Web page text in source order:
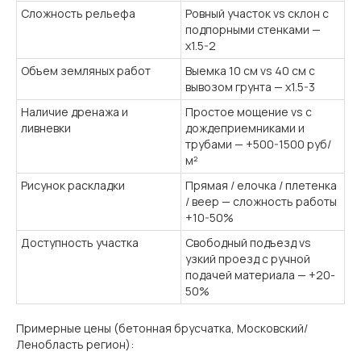
Сложность рельефа
Ровный участок vs склон с
подпорными стенками —
x1.5-2
Объем земляных работ
Выемка 10 см vs 40 см с
вывозом грунта — x1.5-3
Наличие дренажа и
ливневки
Простое мощение vs с
дождеприемниками и
трубами — +500-1500 руб/
м²
Рисунок раскладки
Прямая / елочка / плетенка
/ веер — сложность работы
+10-50%
Доступность участка
Свободный подъезд vs
узкий проезд с ручной
подачей материала — +20-
50%
Примерные цены (бетонная брусчатка, Московский/
Ленобласть регион):
Рассчитаем стоимость вашего
сада за 1 день
Ответьте на несколько вопросов — и мы
подготовим точный расчёт с учётом